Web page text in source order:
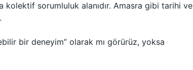
kolektif sorumluluk alanıdır. Amasra gibi tarihi ve
bir deneyim” olarak mı görürüz, yoksa